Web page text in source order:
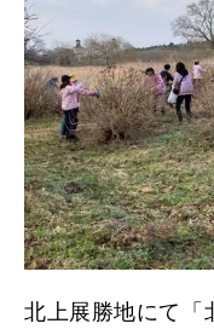
北上展勝地にて「